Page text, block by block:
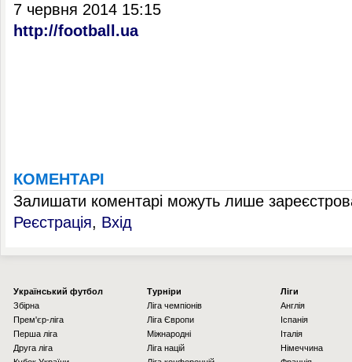
7 червня 2014 15:15
http://football.ua
КОМЕНТАРІ
Залишати коментарі можуть лише
Реєстрація, Вхід
Українcький футбол
Збірна
Прем'єр-ліга
Перша ліга
Друга ліга
Турніри
Ліга чемпіонів
Ліга Європи
Міжнародні
Ліга націй
Ліги
Англія
Іспанія
Італія
Німеччина